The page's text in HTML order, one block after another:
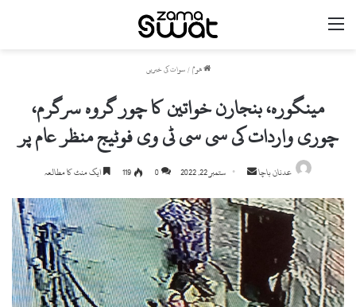
مینو
ھوم / سوات کی خبریں
مینگورہ، بنجارن خواتین کا چور گروہ سرگرم،
چوری واردات کی سی سی ٹی وی فوٹیج منظر عام پر
عدنان باچا
Send
email
ستمبر 22, 2022 0
119 ایک منٹ کا مطالعہ